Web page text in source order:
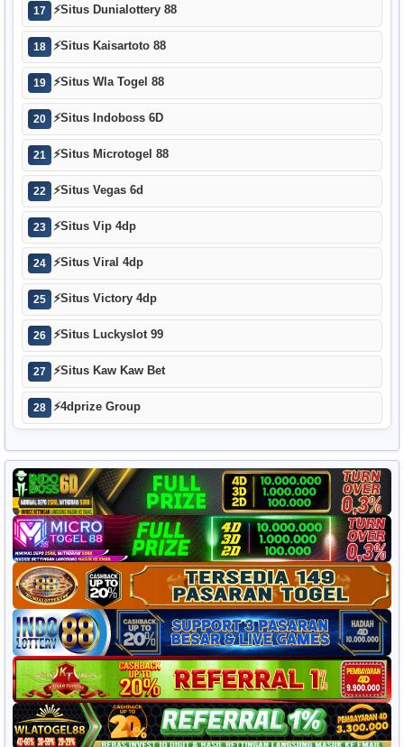
17 ⚡Situs Dunialottery 88
18 ⚡Situs Kaisartoto 88
19 ⚡Situs Wla Togel 88
20 ⚡Situs Indoboss 6D
21 ⚡Situs Microtogel 88
22 ⚡Situs Vegas 6d
23 ⚡Situs Vip 4dp
24 ⚡Situs Viral 4dp
25 ⚡Situs Victory 4dp
26 ⚡Situs Luckyslot 99
27 ⚡Situs Kaw Kaw Bet
28 ⚡4dprize Group